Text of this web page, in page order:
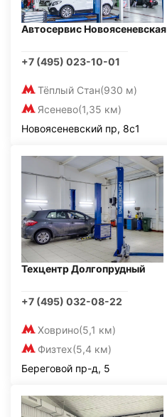
Автосервис Новоясеневская
+7 (495) 023-10-01
Тёплый Стан(930 м)
Ясенево(1,35 км)
Новоясеневский пр, 8с1
Техцентр Долгопрудный
+7 (495) 032-08-22
Ховрино(5,1 км)
Физтех(5,4 км)
Береговой пр-д, 5